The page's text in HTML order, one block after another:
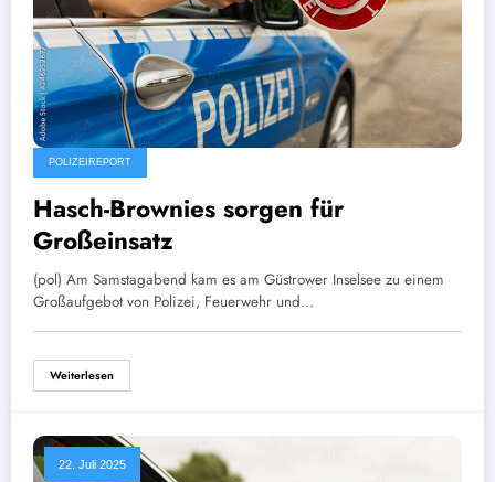
POLIZEIREPORT
Hasch-Brownies sorgen für
Großeinsatz
(pol) Am Samstagabend kam es am Güstrower Inselsee zu einem
Großaufgebot von Polizei, Feuerwehr und…
Weiterlesen
22. Juli 2025